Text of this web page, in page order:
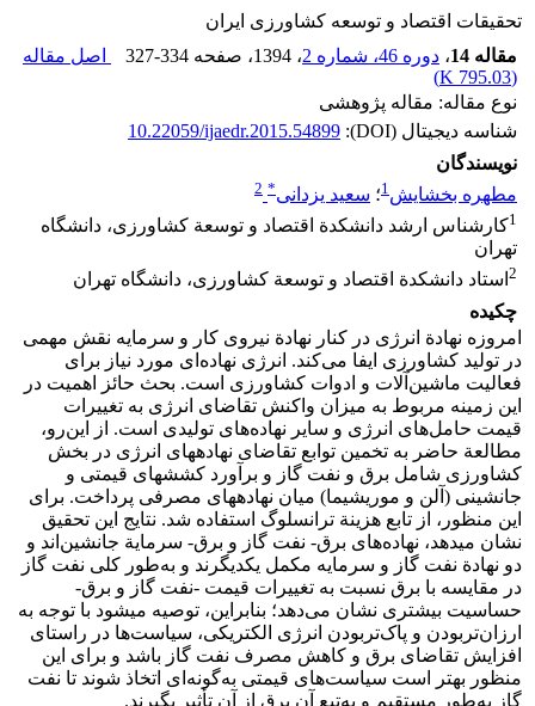
تحقیقات اقتصاد و توسعه کشاورزی ایران
مقاله 14
، دوره 46، شماره 2 ، 1394 ، صفحه 327-334
اصل مقاله
(
795.03 K
)
نوع مقاله: مقاله پژوهشی
شناسه دیجیتال (DOI):
10.22059/ijaedr.2015.54899
نویسندگان
مطهره بخشایش1؛ سعید یزدانی*
2
1کارشناس ارشد دانشکدة اقتصاد و توسعة کشاورزی، دانشگاه
تهران
2 استاد دانشکدة اقتصاد و توسعة کشاورزی، دانشگاه تهران
چکیده
امروزه نهادة انرژی در کنار نهادة نیروی کار و سرمایه نقش مهمی
در تولید کشاورزی ایفا می‌کند. انرژی نهاده‌ای مورد نیاز برای
فعالیت ماشین‌آلات و ادوات کشاورزی است. بحث حائز اهمیت در
این زمینه مربوط به میزان واکنش تقاضای انرژی به تغییرات
قیمت حامل‌های انرژی و سایر نهاده‌های تولیدی است. از این‌‌رو،
مطالعة حاضر به تخمین توابع تقاضای نهاده­های انرژی در بخش
کشاورزی شامل برق و نفت گاز و برآورد کشش­های قیمتی و
جانشینی (آلن و موریشیما) میان نهاده­های مصرفی پرداخت. برای
این منظور، از تابع هزینة ترانسلوگ استفاده شد. نتایج این تحقیق
نشان می­دهد، نهاده‌های برق- نفت گاز و برق- سرمایة جانشین‌اند و
دو نهادة نفت گاز و سرمایه مکمل یکدیگرند و به‌طور کلی نفت گاز
در مقایسه با برق نسبت به تغییرات قیمت -نفت گاز و برق-
حساسیت بیشتری نشان می‌دهد؛ بنابراین، توصیه می­شود با توجه به
ارزان‌تربودن و پاک‌تربودن انرژی الکتریکی، سیاست‌ها در راستای
افزایش تقاضای برق و کاهش مصرف نفت گاز باشد و برای این
منظور بهتر است سیاست‌های قیمتی به‌گونه‌ای اتخاذ شوند تا نفت
گاز به‌طور مستقیم و به‌تبع آن برق از آن تأثیر بگیرند.